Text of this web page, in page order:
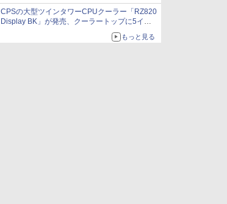
割れ [8月前半のSSD価格]
CPSの大型ツインタワーCPUクーラー「RZ820
Display BK」が発売、クーラートップに5イン
もっと見る